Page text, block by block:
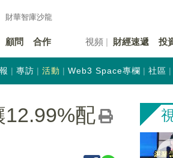
財華智庫沙龍
顧問 合作 視頻 財經速遞 投
專訪 活動 Web3 Space專欄 社區
配